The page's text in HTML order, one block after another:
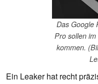
Das Google
Pro sollen
kommen.
Ein Leaker hat recht